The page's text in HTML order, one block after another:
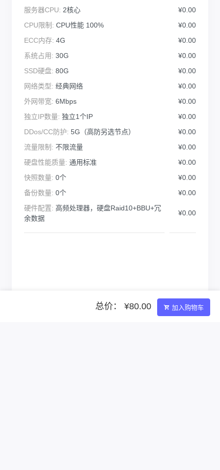
服务器CPU: 2核心
¥0.00
CPU限制: CPU性能 100%
¥0.00
ECC内存: 4G
¥0.00
系统占用: 30G
¥0.00
SSD硬盘: 80G
¥0.00
网络类型: 经典网络
¥0.00
外网带宽: 6Mbps
¥0.00
独立IP数量: 独立1个IP
¥0.00
DDos/CC防护: 5G（高防另选节点）
¥0.00
流量限制: 不限流量
¥0.00
硬盘性能质量: 通用标准
¥0.00
快照数量: 0个
¥0.00
备份数量: 0个
¥0.00
硬件配置: 高频处理器，硬盘Raid10+BBU+冗
余数据
¥0.00
总价： ¥80.00 加入购物车